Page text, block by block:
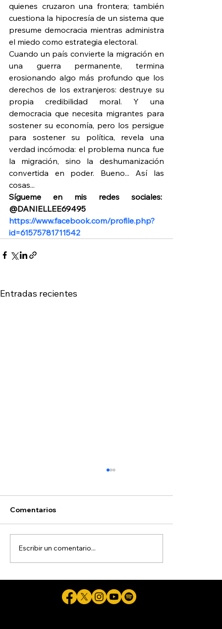
quienes cruzaron una frontera; también
cuestiona la hipocresía de un sistema que
presume democracia mientras administra
el miedo como estrategia electoral.
Cuando un país convierte la migración en
una guerra permanente, termina
erosionando algo más profundo que los
derechos de los extranjeros: destruye su
propia credibilidad moral. Y una
democracia que necesita migrantes para
sostener su economía, pero los persigue
para sostener su política, revela una
verdad incómoda: el problema nunca fue
la migración, sino la deshumanización
convertida en poder. Bueno... Así las
cosas...
Sígueme en mis redes sociales:
https://www.facebook.com/profile.php?
id=61575781711542
Entradas recientes
ciudadanía por nacimiento
Comentarios
Escribir un comentario...